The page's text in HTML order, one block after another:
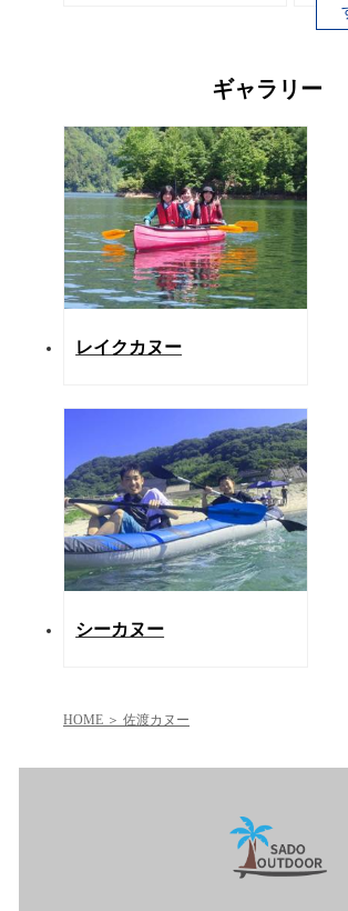
進んでいけます。 大切な人との思
い出や、家族とのレジャーにも最
ャンプエリアはテント泊となりま
す。 テントはTIPIテントorドーム
テントとなります。 ■BBQ 夕食は
BBQとなり、食材は牛肉、豚肉、
鶏肉、焼きそば、豆腐などありま
す。 朝食はジャムパンで他にドリ
ンク、バナナ、ヨーグルトです。
■ご利用方法と注意事項 BBQの火
おこしは当社のスタッフが行いま
すのでご安心ください。
プサ
イレ
のみに
するテ
様で
持ちで
材レン
ご注意
意いた
機材一
です 【料金について】 ■区画料金
1区画
ます。
ギャラリー
レイクカヌー
シーカヌー
HOME 佐渡カヌー